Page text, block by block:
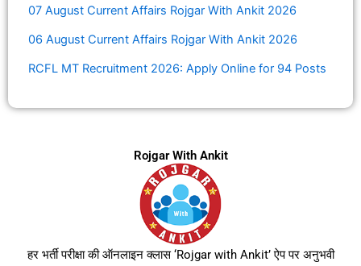
07 August Current Affairs Rojgar With Ankit 2026
06 August Current Affairs Rojgar With Ankit 2026
RCFL MT Recruitment 2026: Apply Online for 94 Posts
Rojgar With Ankit
हर भर्ती परीक्षा की ऑनलाइन क्लास ‘Rojgar with Ankit’ ऐप पर अनुभवी